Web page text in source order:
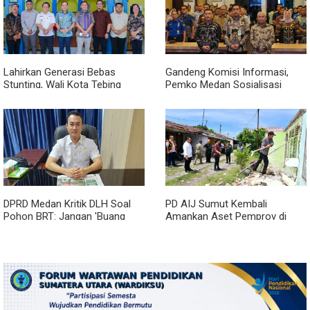
Lahirkan Generasi Bebas
Stunting, Wali Kota Tebing
SP3 Catin
Gandeng Komisi Informasi,
Pemko Medan Sosialisasi
DPRD Medan Kritik DLH Soal
Pohon BRT: Jangan 'Buang
PD AIJ Sumut Kembali
Amankan Aset Pemprov di